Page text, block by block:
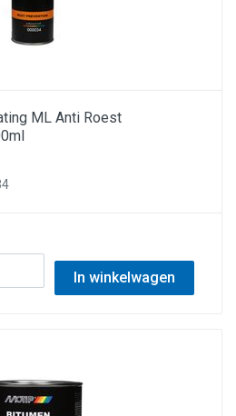
ML Anti Roest
In winkelwagen